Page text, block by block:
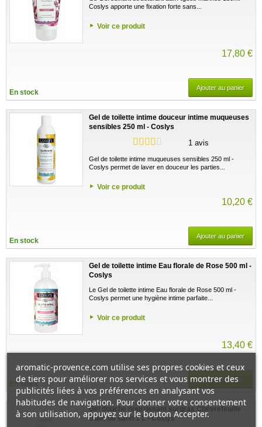
Coslys apporte une fixation forte sans...
Voir ce produit
17,80 €
En stock
Ajouter au panier
Gel de toilette intime douceur intime muqueuses
sensibles 250 ml - Coslys
1 avis
Gel de toilette intime muqueuses sensibles 250 ml -
Coslys permet de laver en douceur les parties...
Voir ce produit
10,20 €
En stock
Ajouter au panier
Gel de toilette intime Eau florale de Rose 500 ml -
Coslys
Le Gel de toilette intime Eau florale de Rose 500 ml -
Coslys permet une hygiène intime parfaite...
Voir ce produit
13,40 €
En stock
Ajouter au panier
Gel douche nourrissant surgras Chèvrefeuille
Bulle de satin 1 L - Coslys
aromatic-provence.com utilise ses propres cookies et ceux
de tiers pour améliorer nos services et vous montrer des
publicités liées à vos préférences en analysant vos
habitudes de navigation. Pour donner votre consentement
à son utilisation, appuyez sur le bouton Accepter.